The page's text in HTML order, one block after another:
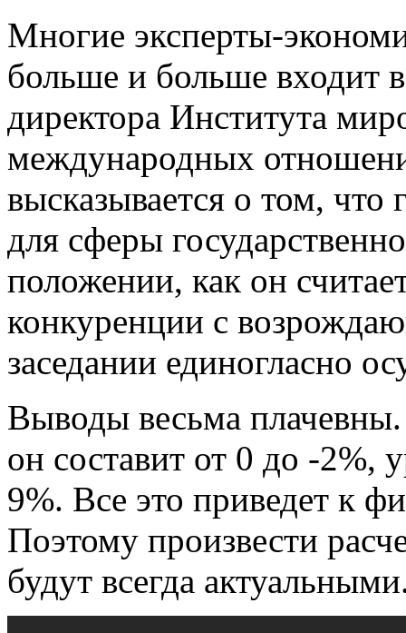
Многие эксперты-
больше и больше входит
директора Института
международных
высказывается о том, что
для сферы
положении, как он
конкуренции с
заседании единогласно
Выводы весьма
он составит от 0 до -2%,
9%. Все это приведет к
Поэтому произвести
будут всегда